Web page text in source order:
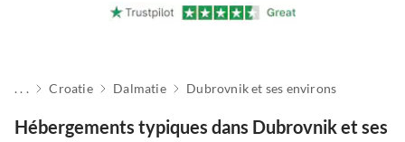
. . . Croatie Dalmatie Dubrovnik et ses environs
Hébergements typiques dans Dubrovnik et ses